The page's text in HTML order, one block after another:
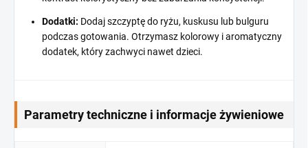
Dodatki: Dodaj szczyptę do ryżu, kuskusu lub bulguru
podczas gotowania. Otrzymasz kolorowy i aromatyczny
dodatek, który zachwyci nawet dzieci.
Parametry techniczne i informacje żywieniowe